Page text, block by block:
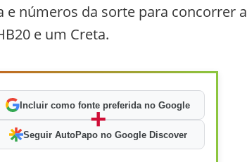
números da sorte para concorrer a
e um Creta.
Incluir como fonte preferida no Google
+
Seguir AutoPapo no Google Discover